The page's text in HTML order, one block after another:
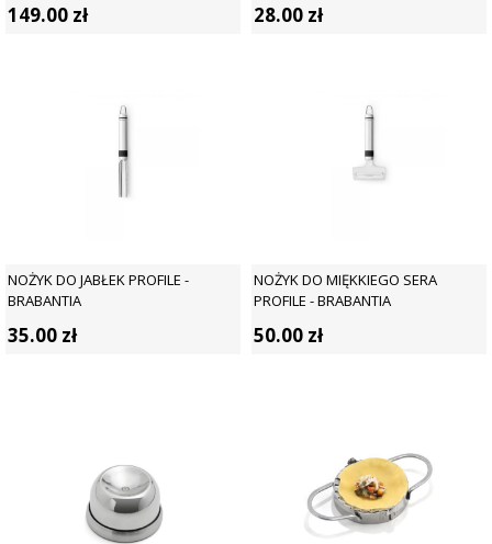
149.00 zł 28.00 zł
NOŻYK DO JABŁEK PROFILE -
BRABANTIA
35.00 zł
NOŻYK DO MIĘKKIEGO SERA
PROFILE - BRABANTIA
50.00 zł